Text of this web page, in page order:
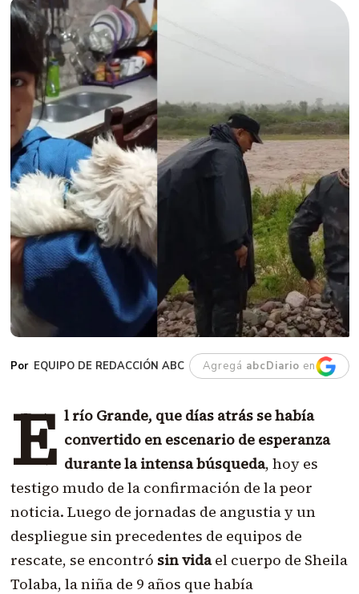
EQUIPO DE REDACCIÓN ABC Agregá abcDiario en
E l río Grande, que días atrás se había
convertido en escenario de esperanza
durante la intensa búsqueda, hoy es
testigo mudo de la confirmación de la peor
noticia. Luego de jornadas de angustia y un
despliegue sin precedentes de equipos de
rescate, se encontró sin vidael cuerpo de Sheila
Tolaba, la niña de 9 años que había